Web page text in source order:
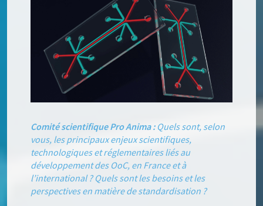
Comité scientifique Pro Anima : Quels sont, selon
vous, les principaux enjeux scientifiques,
technologiques et réglementaires liés au
développement des OoC, en France et à
l’international ? Quels sont les besoins et les
perspectives en matière de standardisation ?